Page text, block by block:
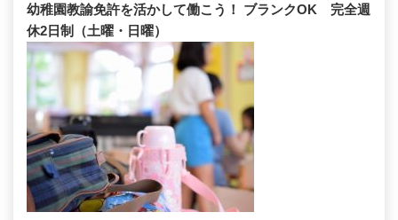
幼稚園教諭免許を活かして働こう！ ブランクOK 完全週
休2日制（土曜・日曜）